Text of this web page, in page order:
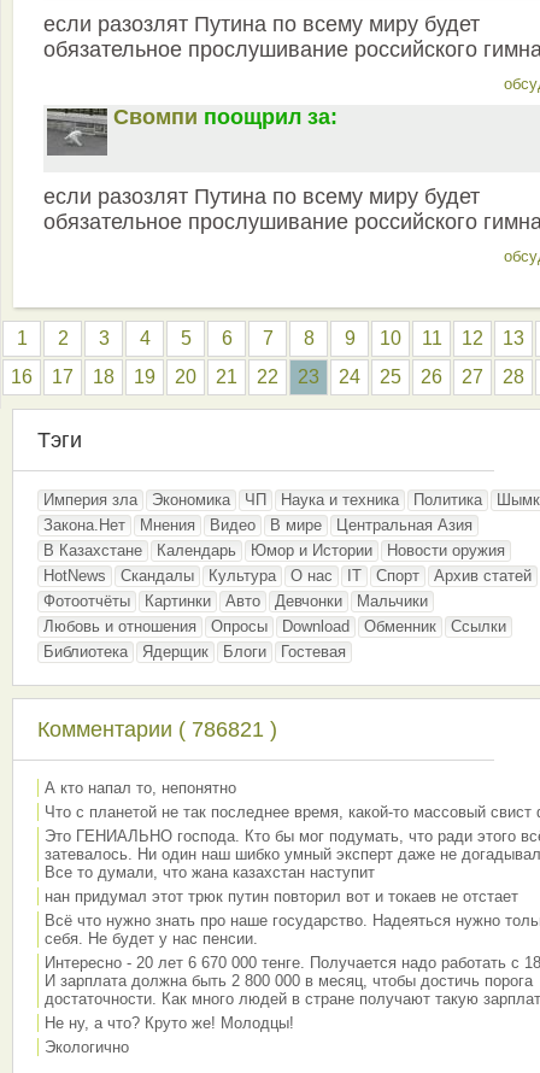
если разозлят Путина по всему миру будет
обязательное прослушивание российского
Свомпи поощрил за:
если разозлят Путина по всему миру будет
обязательное прослушивание российского
1 2 3 4 5 6 7 8 9 10 11 12
13
16
17 18 19 20 21 22 23 24 25 26 27 28
Тэги
Империя зла Экономика ЧП Наука и техника Политика
Закона.Нет
Мнения Видео В мире
Центральная Азия
В Казахстане
Календарь Юмор и Истории
Новости оружия
HotNews
Скандалы Культура О нас IT Спорт
Архив статей
Фотоотчёты
Картинки Авто Девчонки
Мальчики
Любовь и отношения
Опросы Download Обменник
Ссылки
Библиотека
Ядерщик Блоги Гостевая
Комментарии ( 786821 )
А кто напал то, непонятно
Что с планетой не так последнее время, какой-то массовый свист
Это ГЕНИАЛЬНО господа. Кто бы мог подумать, что ради этого
затевалось. Ни один наш шибко умный эксперт даже не
Все то думали, что жана казахстан наступит
нан придумал этот трюк путин повторил вот и токаев не отстает
Всё что нужно знать про наше государство. Надеяться нужно
себя. Не будет у нас пенсии.
Интересно - 20 лет 6 670 000 тенге. Получается надо работать с
И зарплата должна быть 2 800 000 в месяц, чтобы достичь порога
достаточности. Как много людей в стране получают такую
Не ну, а что? Круто же! Молодцы!
Экологично